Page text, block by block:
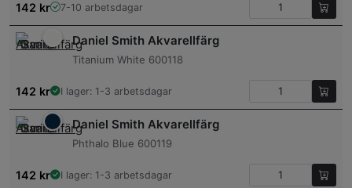
142 kr 7-10 arbetsdagar
Daniel Smith Akvarellfärg
Titanium White 600118
142 kr I lager: 1-3 arbetsdagar
Daniel Smith Akvarellfärg
Phthalo Blue 600119
142 kr I lager: 1-3 arbetsdagar